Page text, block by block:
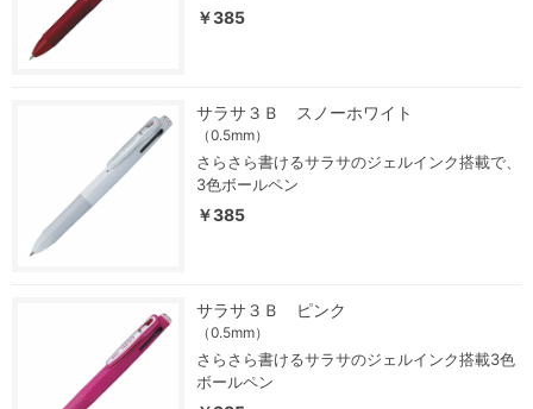
￥385
サラサ３Ｂ スノーホワイト
（0.5mm）
さらさら書けるサラサのジェルインク搭載で、
3色ボールペン
￥385
サラサ３Ｂ ピンク
（0.5mm）
さらさら書けるサラサのジェルインク搭載3色
ボールペン